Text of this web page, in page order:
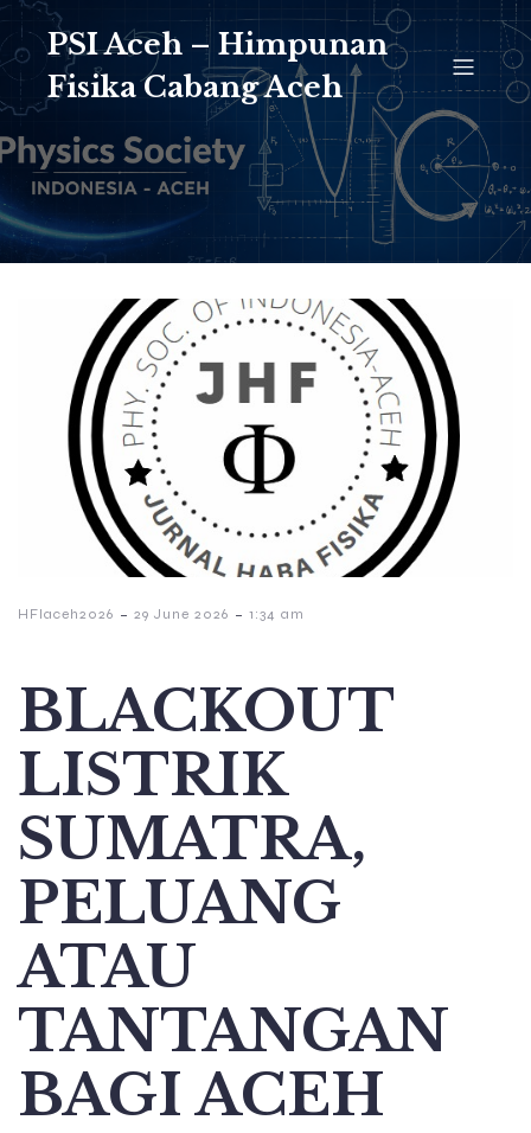
PSI Aceh – Himpunan
Fisika Cabang Aceh
HFIaceh2026 - 29 June 2026 - 1:34 am
BLACKOUT
LISTRIK
SUMATRA,
PELUANG
ATAU
TANTANGAN
BAGI ACEH